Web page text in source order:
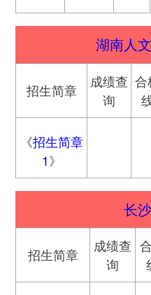
湖南人
招生简章
成绩查
询
合
《招生简章
1》
长
招生简章
成绩查
询